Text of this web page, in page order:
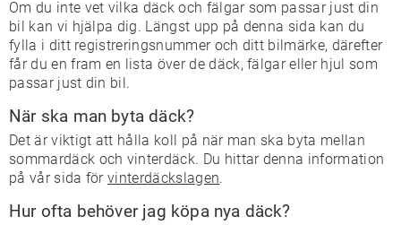
Om du inte vet vilka däck och fälgar som passar just din
bil kan vi hjälpa dig. Längst upp på denna sida kan du
fylla i ditt registreringsnummer och ditt bilmärke, därefter
får du en fram en lista över de däck, fälgar eller hjul som
passar just din bil.
När ska man byta däck?
Det är viktigt att hålla koll på när man ska byta mellan
sommardäck och vinterdäck. Du hittar denna information
på vår sida förvinterdäckslagen.
Hur ofta behöver jag köpa nya däck?